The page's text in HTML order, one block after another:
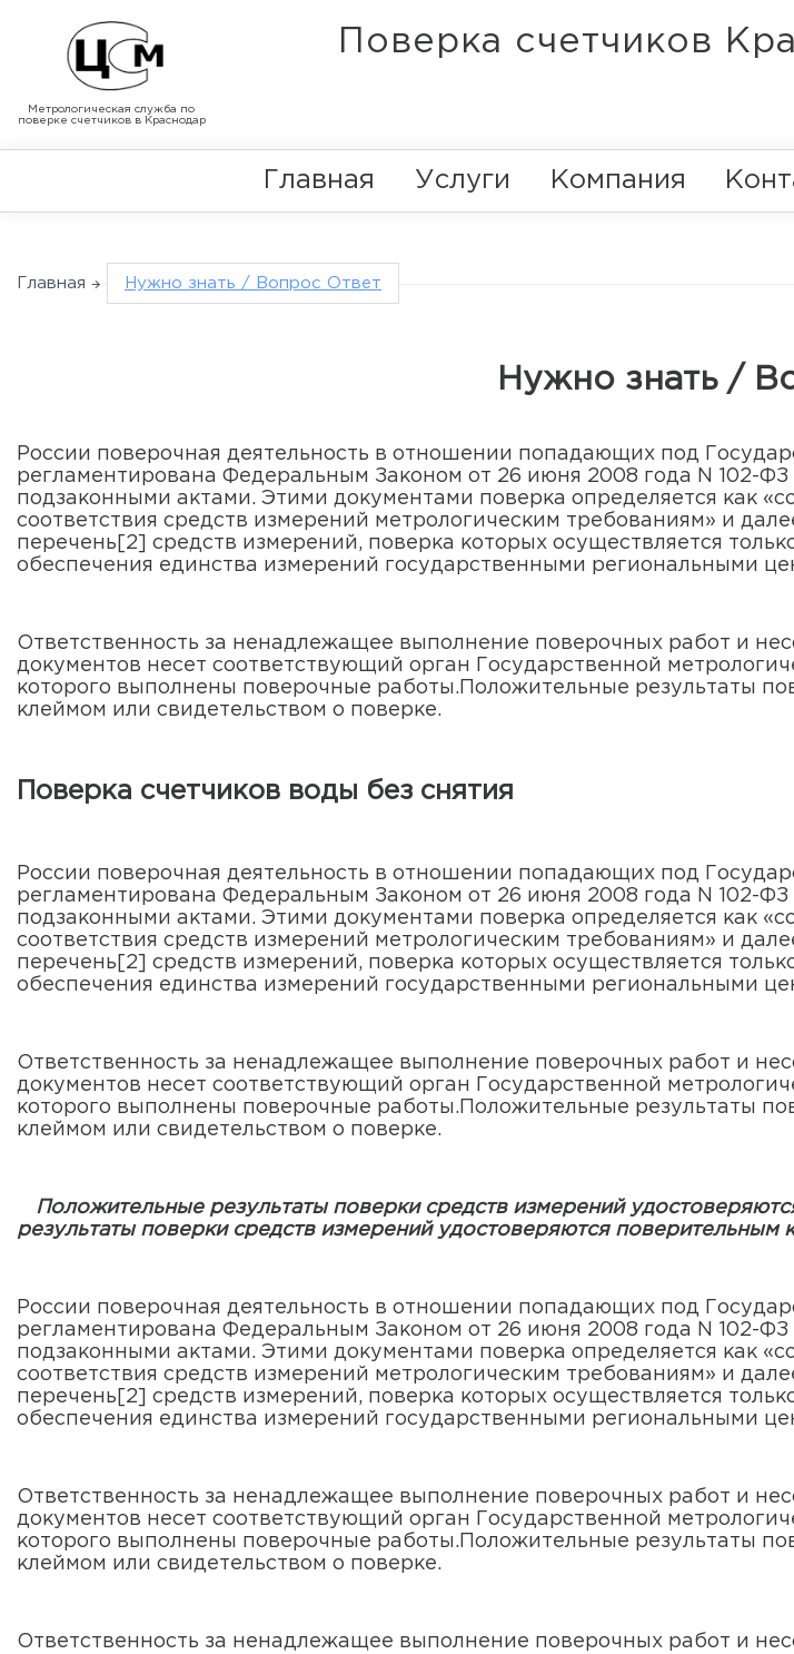
Метрологическая служба по
поверке счетчиков в Краснодар
Поверка счетчиков
Главная Услуги Компания
Главная Нужно знать / Вопрос Ответ
Нужно знать /
России поверочная деятельность в отношении попадающих под
регламентирована Федеральным Законом от 26 июня 2008 года N 102-
подзаконными актами. Этими документами поверка определяется как
соответствия средств измерений метрологическим требованиям» и
перечень[2] средств измерений, поверка которых осуществляется
обеспечения единства измерений государственными региональными
Ответственность за ненадлежащее выполнение поверочных работ и
документов несет соответствующий орган Государственной
которого выполнены поверочные работы.Положительные результаты
клеймом или свидетельством о поверке.
Поверка счетчиков воды без снятия
России поверочная деятельность в отношении попадающих под
регламентирована Федеральным Законом от 26 июня 2008 года N 102-
подзаконными актами. Этими документами поверка определяется как
соответствия средств измерений метрологическим требованиям» и
перечень[2] средств измерений, поверка которых осуществляется
обеспечения единства измерений государственными региональными
Ответственность за ненадлежащее выполнение поверочных работ и
документов несет соответствующий орган Государственной
которого выполнены поверочные работы.Положительные результаты
клеймом или свидетельством о поверке.
Положительные результаты поверки средств измерений
результаты поверки средств измерений удостоверяются поверительным
России поверочная деятельность в отношении попадающих под
регламентирована Федеральным Законом от 26 июня 2008 года N 102-
подзаконными актами. Этими документами поверка определяется как
соответствия средств измерений метрологическим требованиям» и
перечень[2] средств измерений, поверка которых осуществляется
обеспечения единства измерений государственными региональными
Ответственность за ненадлежащее выполнение поверочных работ и
документов несет соответствующий орган Государственной
которого выполнены поверочные работы.Положительные результаты
клеймом или свидетельством о поверке.
Ответственность за ненадлежащее выполнение поверочных работ и